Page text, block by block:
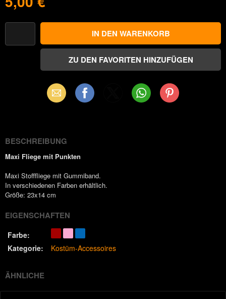
Email Facebook WhatsAppPinterest
BESCHREIBUNG
Maxi Fliege mit Punkten
Maxi Stofffliege mit Gummiband.
In verschiedenen Farben erhältlich.
Größe: 23x14 cm
EIGENSCHAFTEN
Farbe:
Kategorie:
Kostüm-Accessoires
ÄHNLICHE